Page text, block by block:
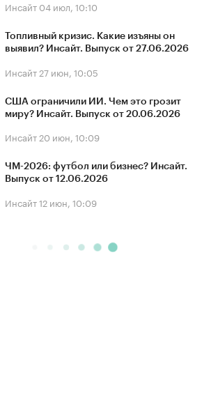
Инсайт 04 июл, 10:10
Топливный кризис. Какие изъяны он
выявил? Инсайт. Выпуск от 27.06.2026
Инсайт 27 июн, 10:05
США ограничили ИИ. Чем это грозит
миру? Инсайт. Выпуск от 20.06.2026
Инсайт 20 июн, 10:09
ЧМ-2026: футбол или бизнес? Инсайт.
Выпуск от 12.06.2026
Инсайт12 июн, 10:09